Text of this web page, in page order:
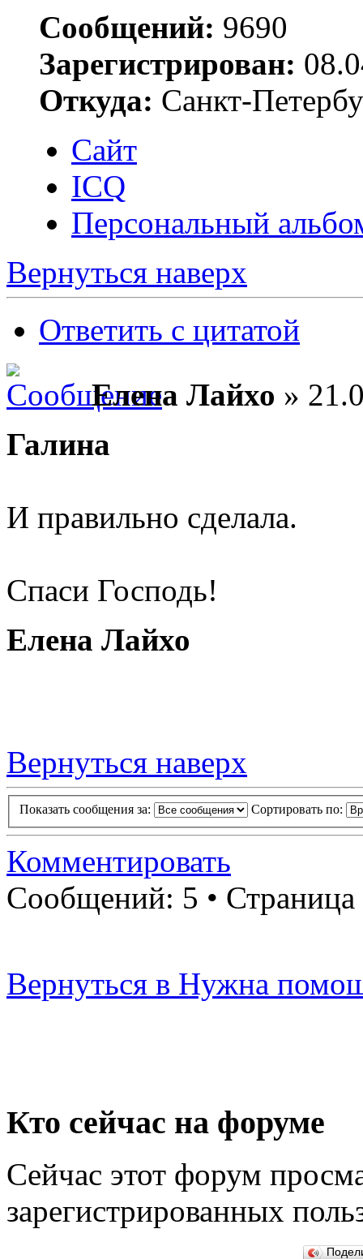
Сообщений: 9690
Зарегистрирован:
Откуда: Санкт-
Сайт
ICQ
Персональный
Вернуться наверх
Ответить с цитатой
Елена Лайхо »
Галина
И правильно сделала.
Спаси Господь!
Елена Лайхо
Вернуться наверх
Показать сообщения за: Сортировать по:
Комментировать
Сообщений: 5 • Страница
Вернуться в Нужна
Кто сейчас на форуме
Сейчас этот форум
зарегистрированных